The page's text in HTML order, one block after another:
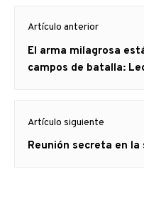
de
entradas
Artículo anterior
Artículo
anterior
El arma milagrosa
campos de batalla:
Artículo siguiente
Artículo
Reunión secreta en la